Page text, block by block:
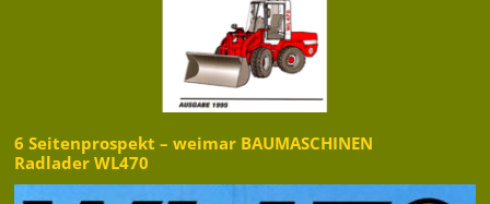
6 Seitenprospekt – weimar BAUMASCHINEN
Radlader WL470